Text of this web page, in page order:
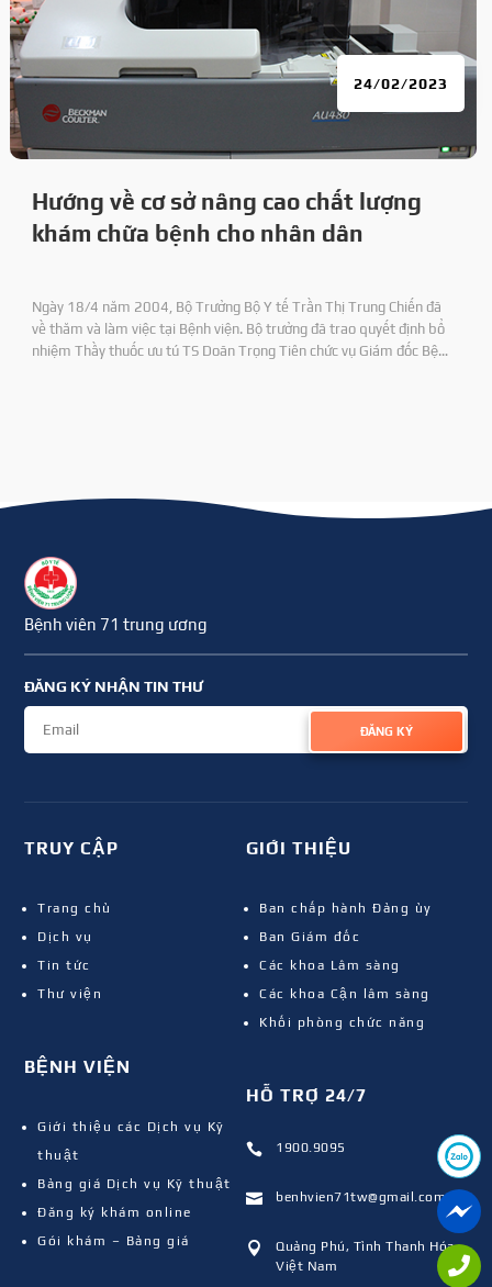
Hướng về cơ sở nâng cao chất lượng
khám chữa bệnh cho nhân dân
24/02/2023
Ngày 18/4 năm 2004, Bộ Trưởng Bộ Y tế Trần Thị Trung Chiến đã
về thăm và làm việc tại Bệnh viện. Bộ trưởng đã trao quyết định bổ
nhiệm Thầy thuốc ưu tú TS Doãn Trọng Tiên chức vụ Giám đốc Bệnh
Bệnh viên 71 trung ương
ĐĂNG KÝ NHẬN TIN THƯ
ĐĂNG KÝ
TRUY CẬP
Trang chủ
Dịch vụ
Tin tức
Thư viện
BỆNH VIỆN
Giới thiệu các Dịch vụ Kỹ
thuật
Bảng giá Dịch vụ Kỹ thuật
Đăng ký khám online
Gói khám – Bảng giá
GIỚI THIỆU
Ban chấp hành Đảng ủy
Ban Giám đốc
Các khoa Lâm sàng
Các khoa Cận lâm sàng
Khối phòng chức năng
HỖ TRỢ 24/7
 1900.9095
 benhvien71tw@gmail.com

Quảng Phú, Tỉnh Thanh Hóa,
Việt Nam